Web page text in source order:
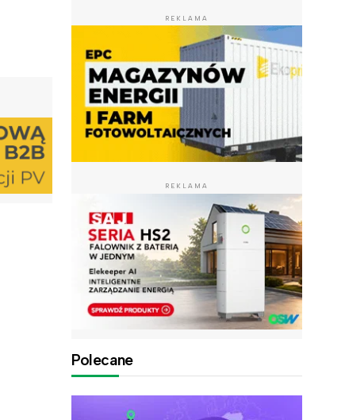
REKLAMA
REKLAMA
Polecane